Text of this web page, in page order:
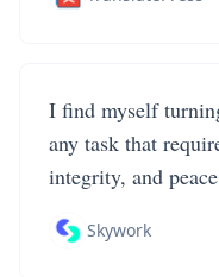
I find myself
any task that
integrity, and
Skywork